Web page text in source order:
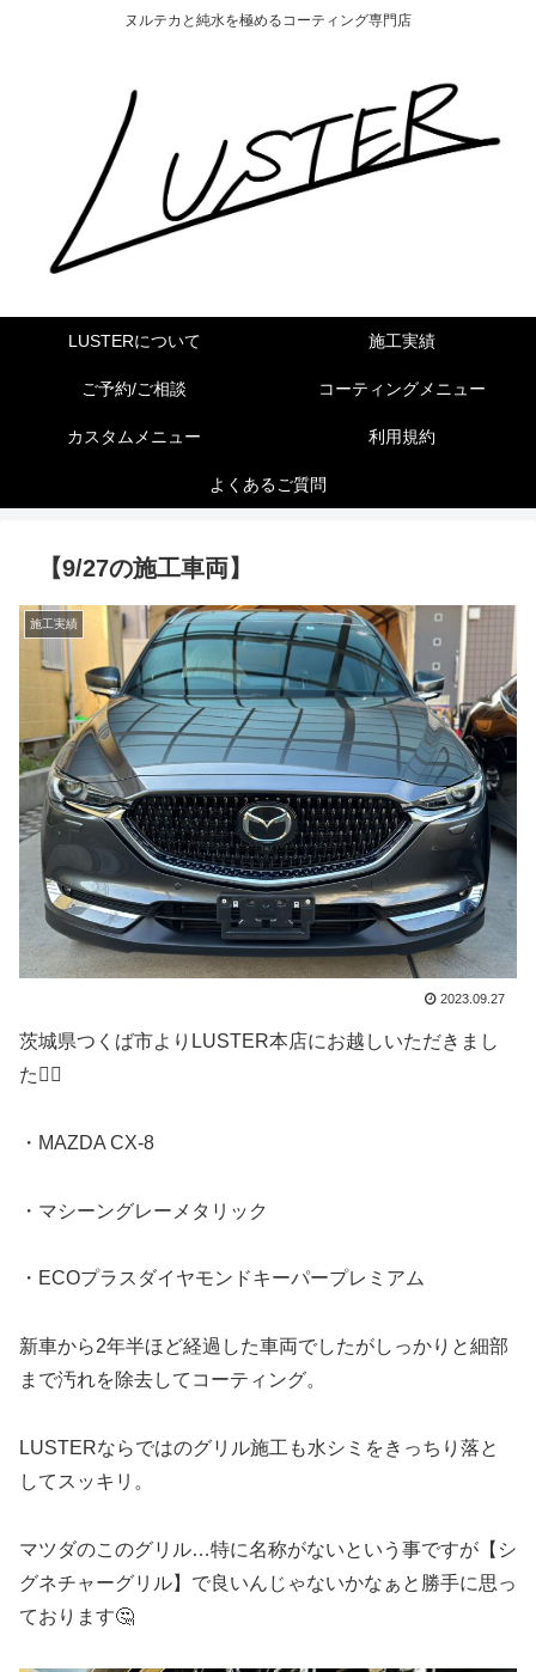
ヌルテカと純水を極めるコーティング専門店
LUSTERについて 施工実績
ご予約/ご相談 コーティングメニュー
カスタムメニュー 利用規約
よくあるご質問
【9/27の施工車両】
施工実績
2023.09.27
茨城県つくば市よりLUSTER本店にお越しいただきまし
た🙇‍♂️
・MAZDA CX-8
・マシーングレーメタリック
・ECOプラスダイヤモンドキーパープレミアム
新車から2年半ほど経過した車両でしたがしっかりと細部
まで汚れを除去してコーティング。
LUSTERならではのグリル施工も水シミをきっちり落と
してスッキリ。
マツダのこのグリル…特に名称がないという事ですが【シ
グネチャーグリル】で良いんじゃないかなぁと勝手に思っ
ております🤔